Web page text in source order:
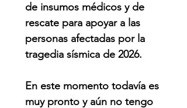
de insumos médicos y de
rescate para apoyar a las
personas afectadas por la
tragedia sísmica de 2026.
En este momento todavía es
muy pronto y aún no tengo